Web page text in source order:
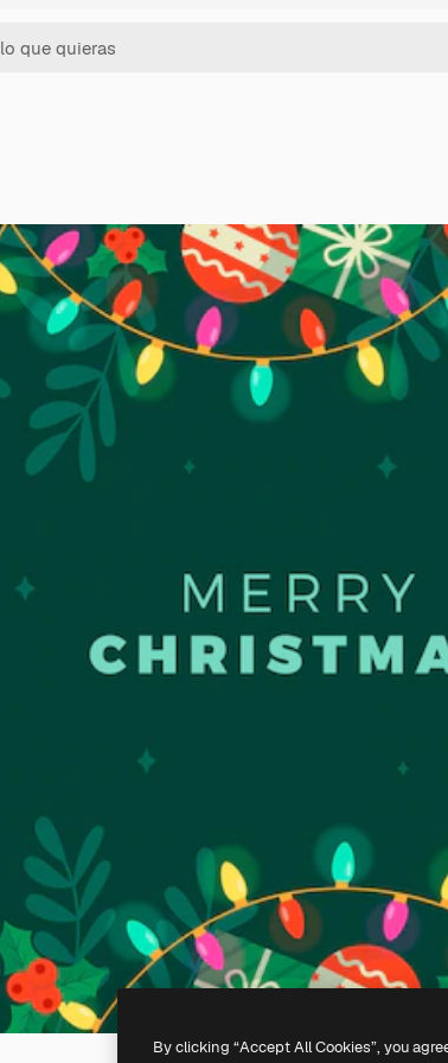
By clicking “Accept All Cookies”, you